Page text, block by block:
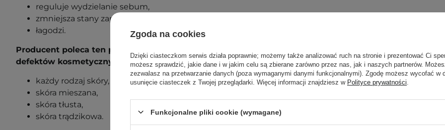
reguluje wydzielanie sebum,
zmniejsza stany zapalne,
łagodzi.
Producent poleca ten produkt dla następujących rodzajów skór i
defektów kosmetycznych:
każdy rodzaj skóry,
skóra mieszana,
skóra tłusta,
skóra trądzikowa.
Zgoda na cookies
Dzięki ciasteczkom serwis działa poprawnie; możemy także analizować ruch na stronie i prezentować Ci
możesz sprawdzić, jakie dane i w jakim celu są zbierane zarówno przez nas, jak i naszych partnerów.
zezwalasz na przetwarzanie danych (poza wymaganymi danymi funkcjonalnymi). Zgodę możesz wycofać w
usunięcie ciasteczek z Twojej przeglądarki. Więcej informacji znajdziesz w Polityce prywatności
Funkcjonalne pliki cookie (wymagane)